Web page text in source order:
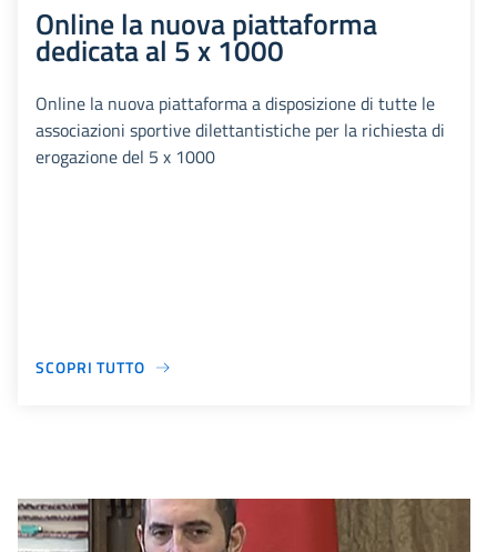
Online la nuova piattaforma
dedicata al 5 x 1000
Online la nuova piattaforma a disposizione di tutte le
associazioni sportive dilettantistiche per la richiesta di
erogazione del 5 x 1000
SCOPRI TUTTO